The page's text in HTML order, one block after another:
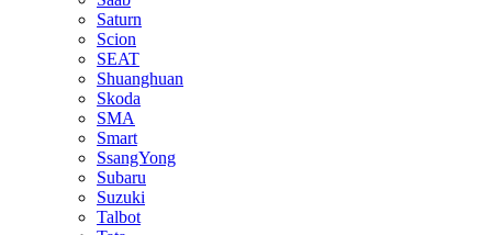
Saturn
Scion
SEAT
Shuanghuan
Skoda
SMA
Smart
SsangYong
Subaru
Suzuki
Talbot